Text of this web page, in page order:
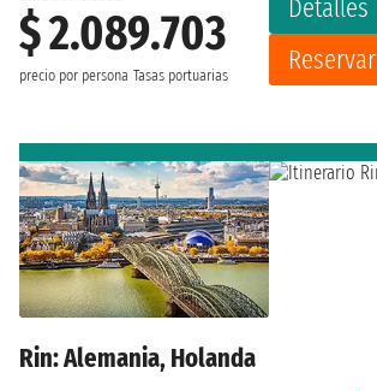
$ 2.089.703
precio por persona Tasas portuarias
Detalles
Reservar
Rin: Alemania, Holanda